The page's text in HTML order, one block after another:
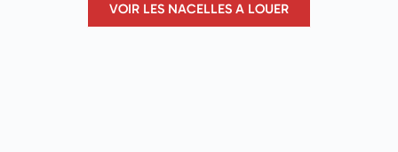
VOIR LES NACELLES A LOUER